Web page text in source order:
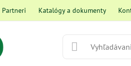
Partneri Katalógy a dokumenty